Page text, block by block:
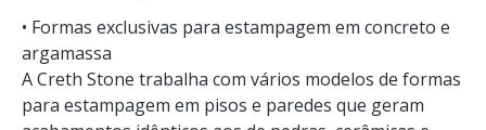
• Formas exclusivas para estampagem em concreto e
argamassa
A Creth Stone trabalha com vários modelos de formas
para estampagem em pisos e paredes que geram